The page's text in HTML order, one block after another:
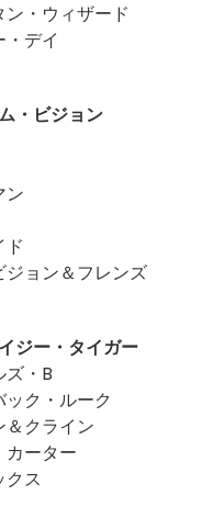
ン・ウィザード
デイ
・ビジョン
ン
ド
ジョン＆フレンズ
ジー・タイガー
ズ・B
ック・ルーク
＆クライン
カーター
クス